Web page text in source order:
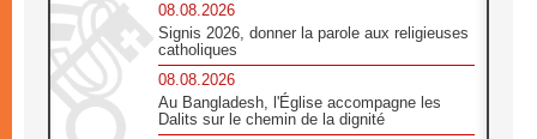
08.08.2026
Signis 2026, donner la parole aux religieuses
catholiques
08.08.2026
Au Bangladesh, l'Église accompagne les
Dalits sur le chemin de la dignité